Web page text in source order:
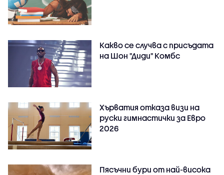
Какво се случва с присъдата
на Шон "Диди" Комбс
Хърватия отказа визи на
руски гимнастички за Евро
2026
Пясъчни бури от най-висока